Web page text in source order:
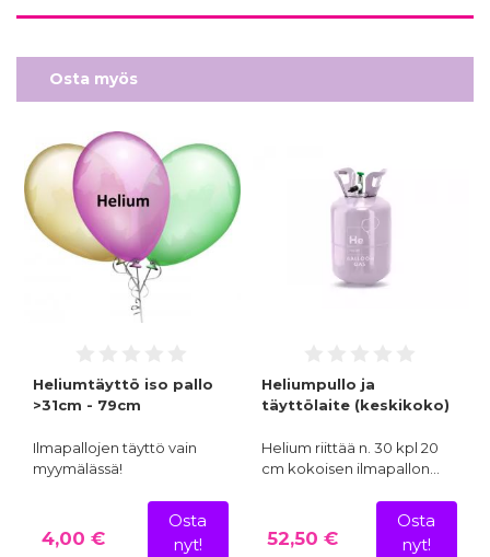
Osta myös
Heliumtäyttö iso pallo
>31cm - 79cm
Ilmapallojen täyttö vain
myymälässä!
4,00 €
Osta
nyt!
Heliumpullo ja
täyttölaite (keskikoko)
Helium riittää n. 30 kpl 20
cm kokoisen ilmapallon…
52,50 €
Osta
nyt!